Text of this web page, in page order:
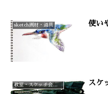
sketch画材・道具 使い
教室・スケッチ会（案内）Q&A スケ